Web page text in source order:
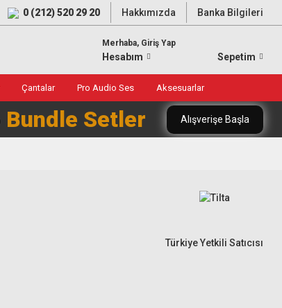
0 (212) 520 29 20 Hakkımızda Banka Bilgileri
Merhaba, Giriş Yap
Hesabım Sepetim
Çantalar Pro Audio Ses Aksesuarlar
Bundle Setler Alışverişe Başla
Türkiye Yetkili Satıcısı